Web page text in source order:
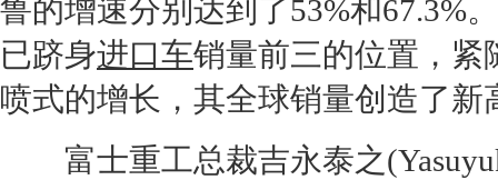
鲁的增速分别达到了53%和67.3%
已跻身进口车销量前三的位置，紧
喷式的增长，其全球销量创造了新
富士重工总裁吉永泰之